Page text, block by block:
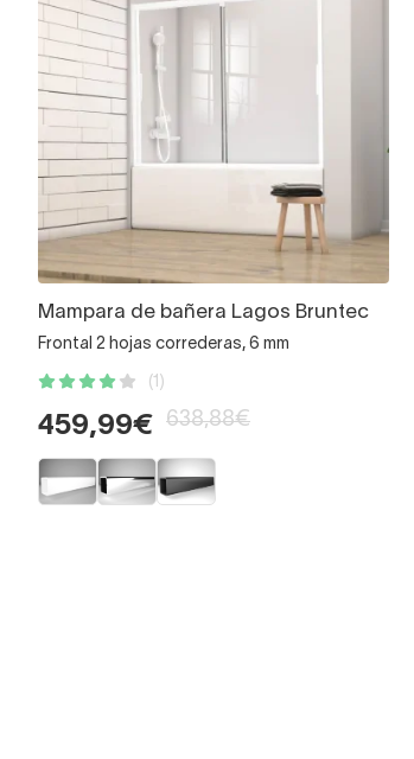
Mampara de bañera Lagos Bruntec
Frontal 2 hojas correderas, 6 mm
(1)
459,99€ 638,88€